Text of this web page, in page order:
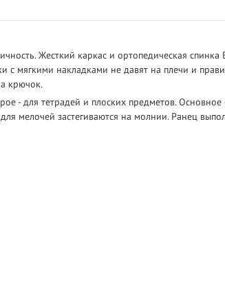
Жесткий каркас и ортопедическая
с мягкими накладками не давят на плечи и
крючок.
- для тетрадей и плоских предметов.
мелочей застегиваются на молнии. Ранец